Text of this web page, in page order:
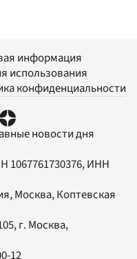
информация
использования
конфиденциальности
новости дня
1067761730376, ИНН
Москва, Коптевская
, г. Москва,